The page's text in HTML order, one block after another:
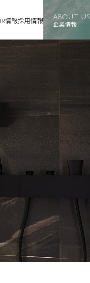
IR情報採用情報 ABOUT US
企業情報